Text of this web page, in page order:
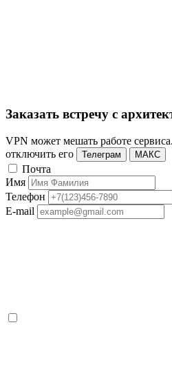
Заказать встречу с
VPN может мешать работе
отключить его
Телеграм МАКС
Почта
Имя
Телефон
E-mail